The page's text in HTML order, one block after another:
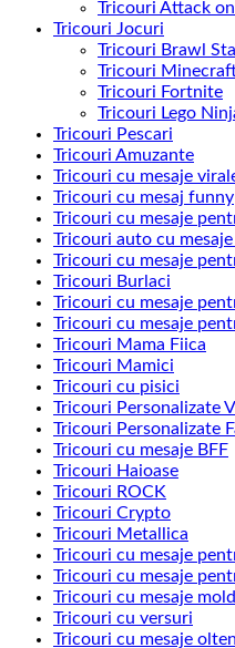
Tricouri Attack
Tricouri Jocuri
Tricouri Brawl
Tricouri
Tricouri Fortnite
Tricouri Lego
Tricouri Pescari
Tricouri Amuzante
Tricouri cu mesaje
Tricouri cu mesaj funny
Tricouri cu mesaje
Tricouri auto cu
Tricouri cu mesaje
Tricouri Burlaci
Tricouri cu mesaje
Tricouri cu mesaje
Tricouri Mama Fiica
Tricouri Mamici
Tricouri cu pisici
Tricouri Personalizate
Tricouri Personalizate
Tricouri cu mesaje BFF
Tricouri Haioase
Tricouri ROCK
Tricouri Crypto
Tricouri Metallica
Tricouri cu mesaje
Tricouri cu mesaje
Tricouri cu mesaje
Tricouri cu versuri
Tricouri cu mesaje